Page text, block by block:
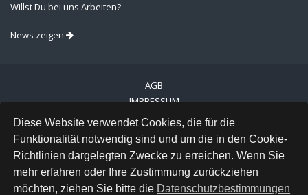
Diese Website verwendet Cookies, die für die
Funktionalität notwendig sind und um die in den Cookie-
Richtlinien dargelegten Zwecke zu erreichen. Wenn Sie
mehr erfahren oder Ihre Zustimmung zurückziehen
möchten, ziehen Sie bitte die Datenschutzbestimmungen
Willst Du bei uns Arbeiten?
News zeigen
AGB
IMPRESSUM
VERSAND
DATENSCHUTZ
INSTAGRAM